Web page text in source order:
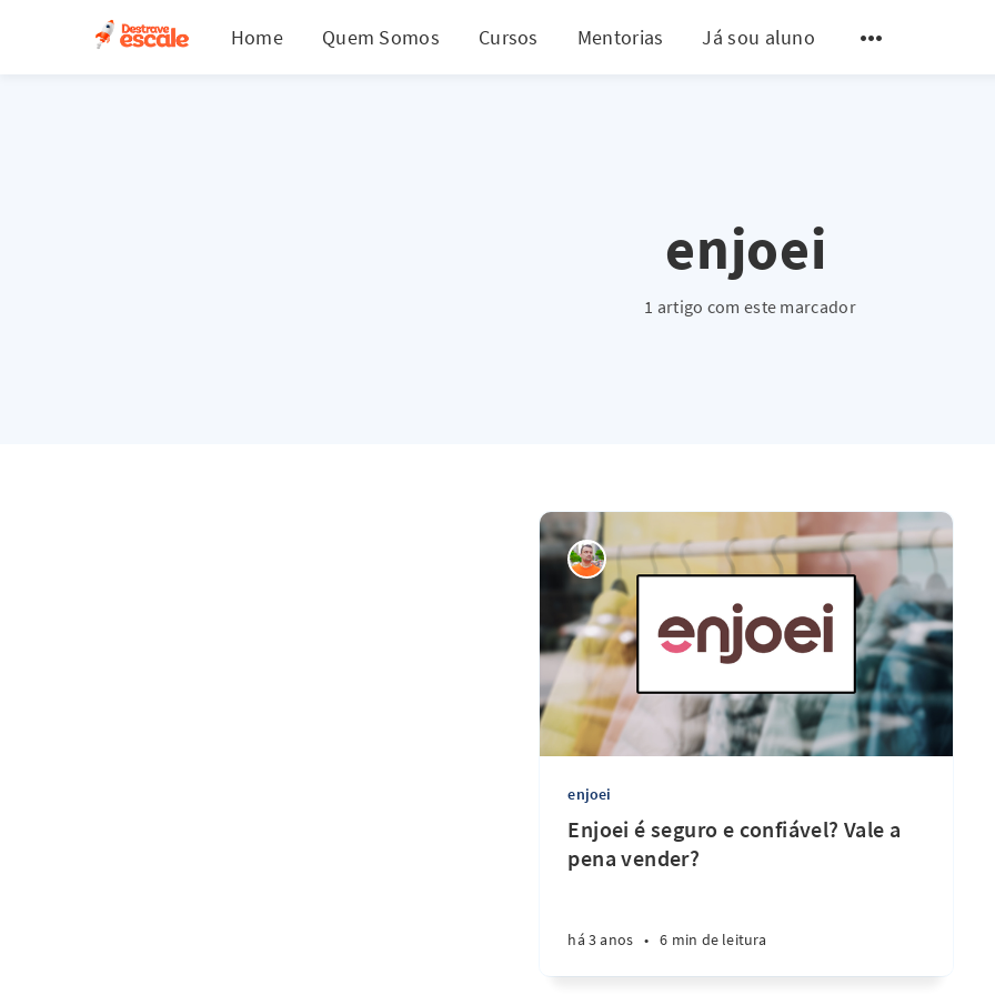
Home Quem Somos Cursos Mentorias Já sou aluno
enjoei
1 artigo com este marcador
enjoei
Enjoei é seguro e confiável? Vale a
pena vender?
há 3 anos • 6 min de leitura